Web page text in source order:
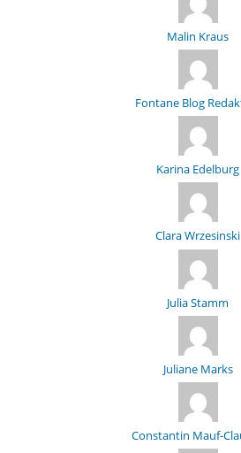
Malin Kraus
Fontane Blog
Karina Edelburg
Clara Wrzesinski
Julia Stamm
Juliane Marks
Constantin Mauf-